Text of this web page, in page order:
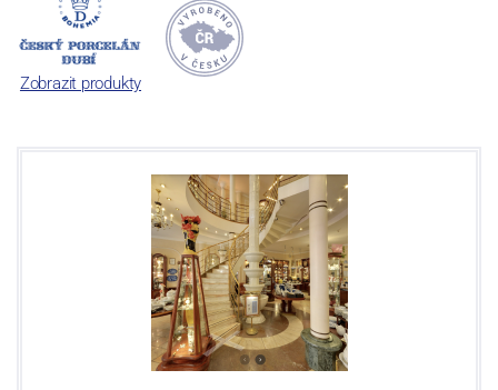
počet jeho dílů v cibulovém provedení je 850 tvarů. Tyto výrobky
jsou garantovány Asociací sklářského a keramického průmyslu
České republiky jako „
Český výrobek
Zobrazit produkty